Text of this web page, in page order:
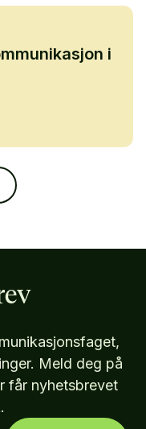
i
Meld deg på
får nyhetsbrevet